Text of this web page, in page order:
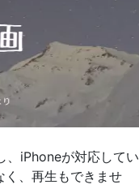
、iPhoneが対応してい
く、再生もできませ